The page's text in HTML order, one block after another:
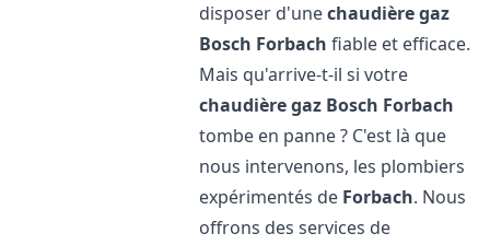
disposer d'unechaudière gaz
Bosch Forbach fiable et efficace.
Mais qu'arrive-t-il si votre
chaudière gaz Bosch Forbach
tombe en panne ? C'est là que
nous intervenons, les plombiers
expérimentés de Forbach. Nous
offrons des services de